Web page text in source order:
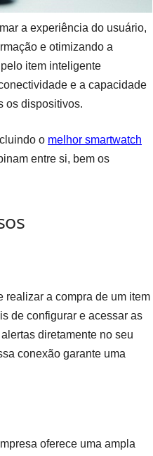
a experiência do usuário,
e otimizando a
item inteligente
e a capacidade
os dispositivos.
o melhor smartwatch
entre si, bem os
realizar a compra de um item
de configurar e acessar as
diretamente no seu
conexão garante uma
oferece uma ampla